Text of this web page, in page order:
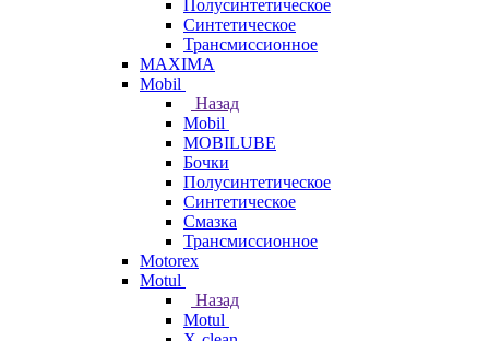
Полусинтетическое
Синтетическое
Трансмиссионное
MAXIMA
Mobil
Назад
Mobil
MOBILUBE
Бочки
Полусинтетическое
Синтетическое
Смазка
Трансмиссионное
Motorex
Motul
Назад
Motul